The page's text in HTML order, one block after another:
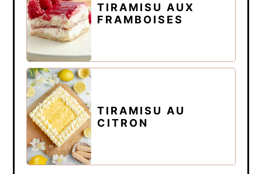
TIRAMISU AUX
FRAMBOISES
TIRAMISU AU
CITRON